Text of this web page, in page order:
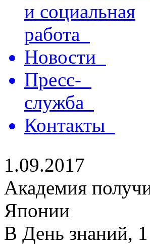
и социальная
работа
Новости
Пресс-
служба
Контакты
1.09.2017
Академия
Японии
В День знаний,